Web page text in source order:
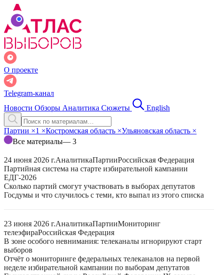
О проекте
Telegram-канал
Новости Обзоры Аналитика Сюжеты English
Партии ×1 ×Костромская область ×Ульяновская область ×
Все материалы— 3
24 июня 2026 г.АналитикаПартииРоссийская Федерация
Партийная система на старте избирательной кампании
ЕДГ-2026
Сколько партий смогут участвовать в выборах депутатов
Госдумы и что случилось с теми, кто выпал из этого списка
23 июня 2026 г.АналитикаПартииМониторинг
телеэфираРоссийская Федерация
В зоне особого невнимания: телеканалы игнорируют старт
выборов
Отчёт о мониторинге федеральных телеканалов на первой
неделе избирательной кампании по выборам депутатов